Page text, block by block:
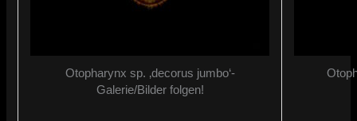
Otopharynx sp. ‚decorus jumbo‘-
Galerie/Bilder folgen!